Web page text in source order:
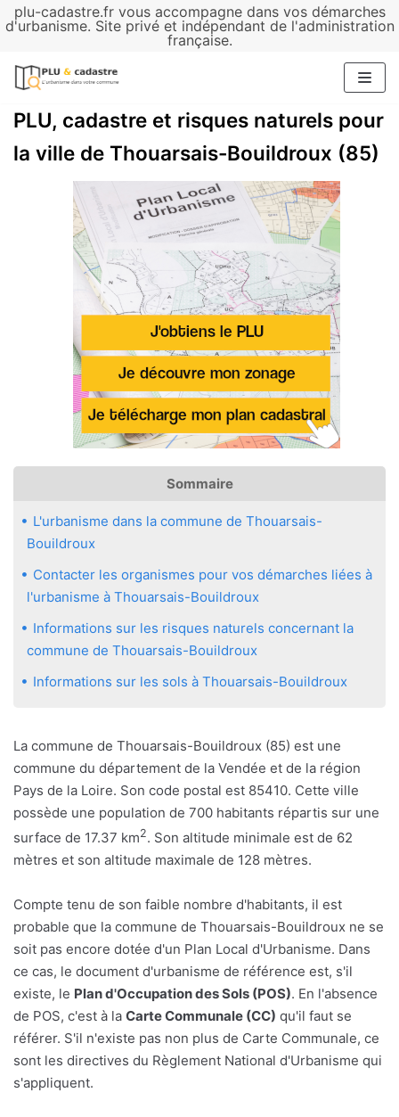
plu-cadastre.fr vous accompagne dans vos démarches
d'urbanisme. Site privé et indépendant de l'administration
française.
Aller
contenu
PLU, cadastre et risques naturels pour
la ville de Thouarsais-Bouildroux (85)
Sommaire
L'urbanisme dans la commune de Thouarsais-
Bouildroux
Contacter les organismes pour vos démarches liées à
l'urbanisme à Thouarsais-Bouildroux
Informations sur les risques naturels concernant la
commune de Thouarsais-Bouildroux
Informations sur les sols à Thouarsais-Bouildroux
La commune de Thouarsais-Bouildroux (85) est une
commune du département de la Vendée et de la région
Pays de la Loire. Son code postal est 85410. Cette ville
possède une population de 700 habitants répartis sur une
surface de 17.37 km2. Son altitude minimale est de 62
mètres et son altitude maximale de 128 mètres.
Compte tenu de son faible nombre d'habitants, il est
probable que la commune de Thouarsais-Bouildroux ne se
soit pas encore dotée d'un Plan Local d'Urbanisme. Dans
ce cas, le document d'urbanisme de référence est, s'il
existe, le Plan d'Occupation des Sols (POS). En l'absence
de POS, c'est à la Carte Communale (CC) qu'il faut se
référer. S'il n'existe pas non plus de Carte Communale, ce
sont les directives du Règlement National d'Urbanisme qui
s'appliquent.